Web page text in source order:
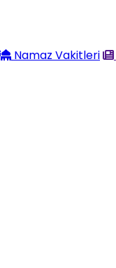
Namaz Vakitleri